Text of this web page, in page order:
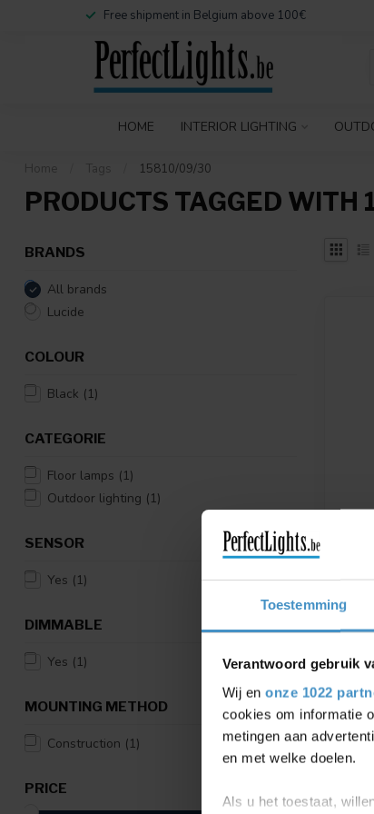
Toestemming
Verantwoord gebruik
Wij en onze 1022
cookies om informatie
metingen aan
en met welke doelen.
Als u het toestaat,
Free shipment in Belgium above 100€
HOME INTERIOR LIGHTING
Home Tags 15810/09/30
PRODUCTS TAGGED
BRANDS
All brands
Lucide
COLOUR
Black (1)
CATEGORIE
Floor lamps (1)
Outdoor lighting (1)
SENSOR
Yes (1)
DIMMABLE
Yes (1)
MOUNTING METHOD
Construction (1)
PRICE